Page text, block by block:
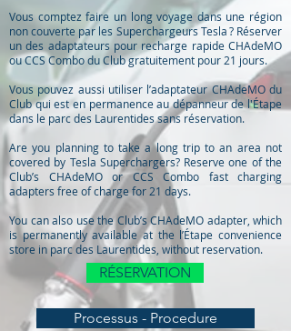
Vous comptez faire un long voyage dans une région
non couverte par les Superchargeurs Tesla ? Réserver
un des adaptateurs pour recharge rapide CHAdeMO
ou CCS Combo du Club gratuitement pour 21 jours.
Vous pouvez aussi utiliser l’adaptateur CHAdeMO du
Club qui est en permanence au dépanneur de l'Étape
dans le parc des Laurentides sans réservation.
Are you planning to take a long trip to an area not
covered by Tesla Superchargers? Reserve one of the
Club’s CHAdeMO or CCS Combo fast charging
adapters free of charge for 21 days.
You can also use the Club’s CHAdeMO adapter, which
is permanently available at the l’Étape convenience
store in parc des Laurentides, without reservation.
RÉSERVATION
Processus - Procedure